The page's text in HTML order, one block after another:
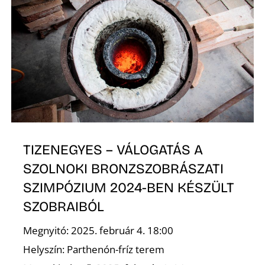
TIZENEGYES – VÁLOGATÁS A
SZOLNOKI BRONZSZOBRÁSZATI
SZIMPÓZIUM 2024-BEN KÉSZÜLT
SZOBRAIBÓL
Megnyitó: 2025. február 4. 18:00
Helyszín: Parthenón-fríz terem